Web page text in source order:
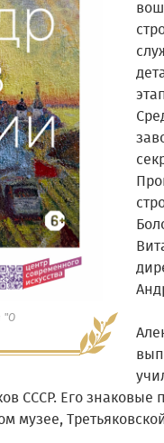
"О
СССР. Его
музее,